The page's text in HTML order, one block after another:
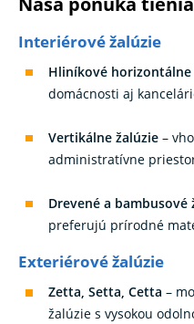
Interiérové žalúzie
Hliníkové horizontálne
domácnosti aj
Vertikálne žalúzie –
administratívne
Drevené a bambusové
preferujú prírodné
Exteriérové žalúzie
Zetta, Setta, Cetta –
žalúzie s vysokou